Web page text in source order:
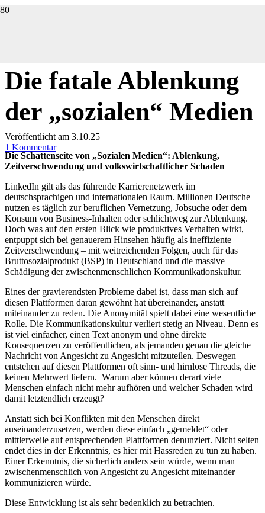
Die fatale Ablenkung
der „sozialen“ Medien
Veröffentlicht am 3.10.25
1 Kommentar
Die Schattenseite von „Sozialen Medien“: Ablenkung,
Zeitverschwendung und volkswirtschaftlicher Schaden
LinkedIn gilt als das führende Karrierenetzwerk im
deutschsprachigen und internationalen Raum. Millionen Deutsche
nutzen es täglich zur beruflichen Vernetzung, Jobsuche oder dem
Konsum von Business-Inhalten oder schlichtweg zur Ablenkung.
Doch was auf den ersten Blick wie produktives Verhalten wirkt,
entpuppt sich bei genauerem Hinsehen häufig als ineffiziente
Zeitverschwendung – mit weitreichenden Folgen, auch für das
Bruttosozialprodukt (BSP) in Deutschland und die massive
Schädigung der zwischenmenschlichen Kommunikationskultur.
Eines der gravierendsten Probleme dabei ist, dass man sich auf
diesen Plattformen daran gewöhnt hat übereinander, anstatt
miteinander zu reden. Die Anonymität spielt dabei eine wesentliche
Rolle. Die Kommunikationskultur verliert stetig an Niveau. Denn es
ist viel einfacher, einen Text anonym und ohne direkte
Konsequenzen zu veröffentlichen, als jemanden genau die gleiche
Nachricht von Angesicht zu Angesicht mitzuteilen. Deswegen
entstehen auf diesen Plattformen oft sinn- und hirnlose Threads, die
keinen Mehrwert liefern. Warum aber können derart viele
Menschen einfach nicht mehr aufhören und welcher Schaden wird
damit letztendlich erzeugt?
Anstatt sich bei Konflikten mit den Menschen direkt
auseinanderzusetzen, werden diese einfach „gemeldet“ oder
mittlerweile auf entsprechenden Plattformen denunziert. Nicht selten
endet dies in der Erkenntnis, es hier mit Hassreden zu tun zu haben.
Einer Erkenntnis, die sicherlich anders sein würde, wenn man
zwischenmenschlich von Angesicht zu Angesicht miteinander
kommunizieren würde.
Diese Entwicklung ist als sehr bedenklich zu betrachten.